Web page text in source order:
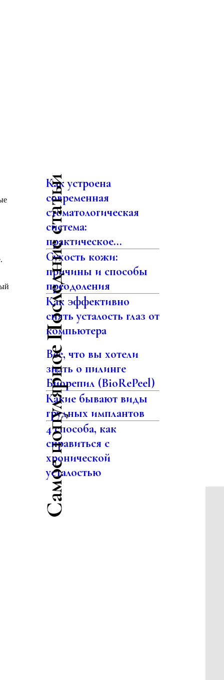
Последние статьи
Как устроена
современная
стоматологическая
система:
практическое...
Сухость кожи:
причины и способы
преодоления
Как эффективно
снять усталость глаз от
компьютера
Самое популярное
Все, что вы хотели
знать о пилинге
Биорепил (BioRePeel)
Какие бывают виды
грудных имплантов
4 способа, как
справиться с
хронической
усталостью